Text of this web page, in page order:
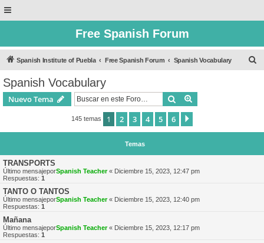
Free Spanish Forum
Spanish Institute of Puebla Free Spanish Forum Spanish Vocabulary
Spanish Vocabulary
Nuevo Tema Buscar
145 temas 1 2 3 4 5 6
Temas
TRANSPORTS
Último mensajeporSpanish Teacher« Diciembre 15, 2023, 12:47 pm
Respuestas: 1
TANTO O TANTOS
Último mensajeporSpanish Teacher« Diciembre 15, 2023, 12:40 pm
Respuestas: 1
Mañana
Último mensajeporSpanish Teacher« Diciembre 15, 2023, 12:17 pm
Respuestas: 1